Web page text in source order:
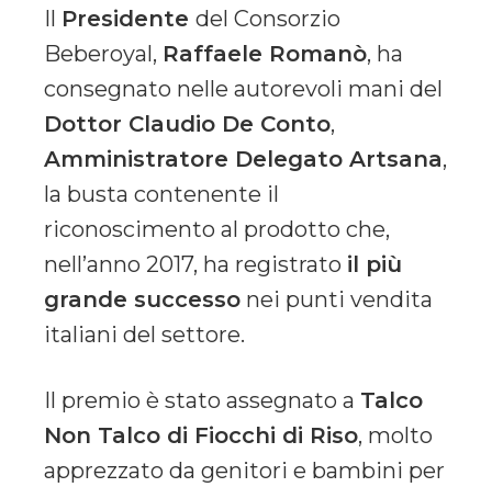
Il Presidente del Consorzio
Beberoyal, Raffaele Romanò, ha
consegnato nelle autorevoli mani del
Dottor Claudio De Conto,
Amministratore Delegato Artsana,
la busta contenente il
riconoscimento al prodotto che,
nell’anno 2017, ha registrato il più
grande successo nei punti vendita
italiani del settore.
Il premio è stato assegnato a Talco
Non Talco di Fiocchi di Riso, molto
apprezzato da genitori e bambini per